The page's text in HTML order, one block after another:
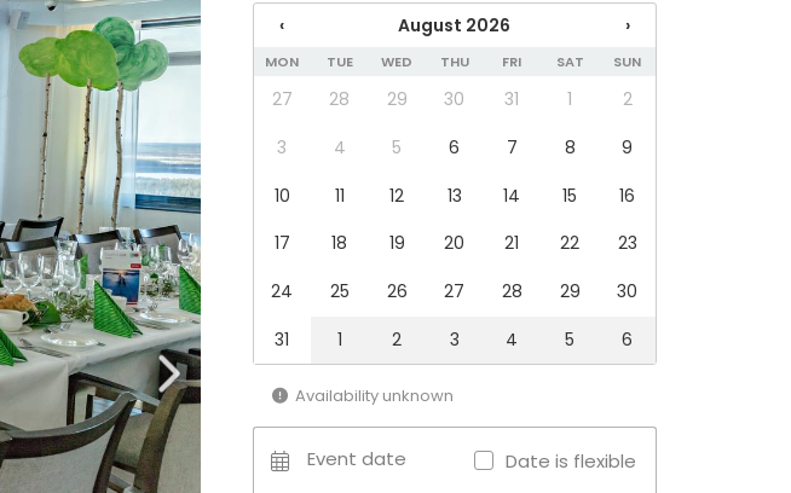
‹ August 2026 ›
MON TUE WED THU FRI SAT SUN
27 28 29 30 31 1
2
3
4 5 6 7 8
9
10
11 12 13 14 15
16
17
18 19 20 21 22
23
24
25 26 27 28 29
30
31
1 2 3 4 5 6
Availability unknown
Event date Date is flexible